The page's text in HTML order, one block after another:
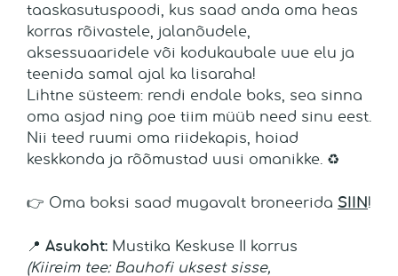
taaskasutuspoodi, kus saad anda oma heas
korras rõivastele, jalanõudele,
aksessuaaridele või kodukaubale uue elu ja
teenida samal ajal ka lisaraha!
Lihtne süsteem: rendi endale boks, sea sinna
oma asjad ning poe tiim müüb need sinu eest.
Nii teed ruumi oma riidekapis, hoiad
keskkonda ja rõõmustad uusi omanikke. ♻️
👉 Oma boksi saad mugavalt broneerida SIIN !
📍 Asukoht: Mustika Keskuse II korrus
(Kiireim tee: Bauhofi uksest sisse,